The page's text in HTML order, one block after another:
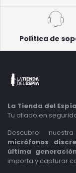
Política de
La Tienda del Espía
Tu aliado en
Descubre
micrófonos
última
importa y capturar